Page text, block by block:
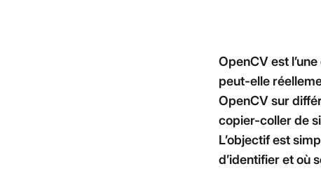
OpenCV est
peut-elle
OpenCV sur
copier-coller de
L’objectif est
d’identifier et où